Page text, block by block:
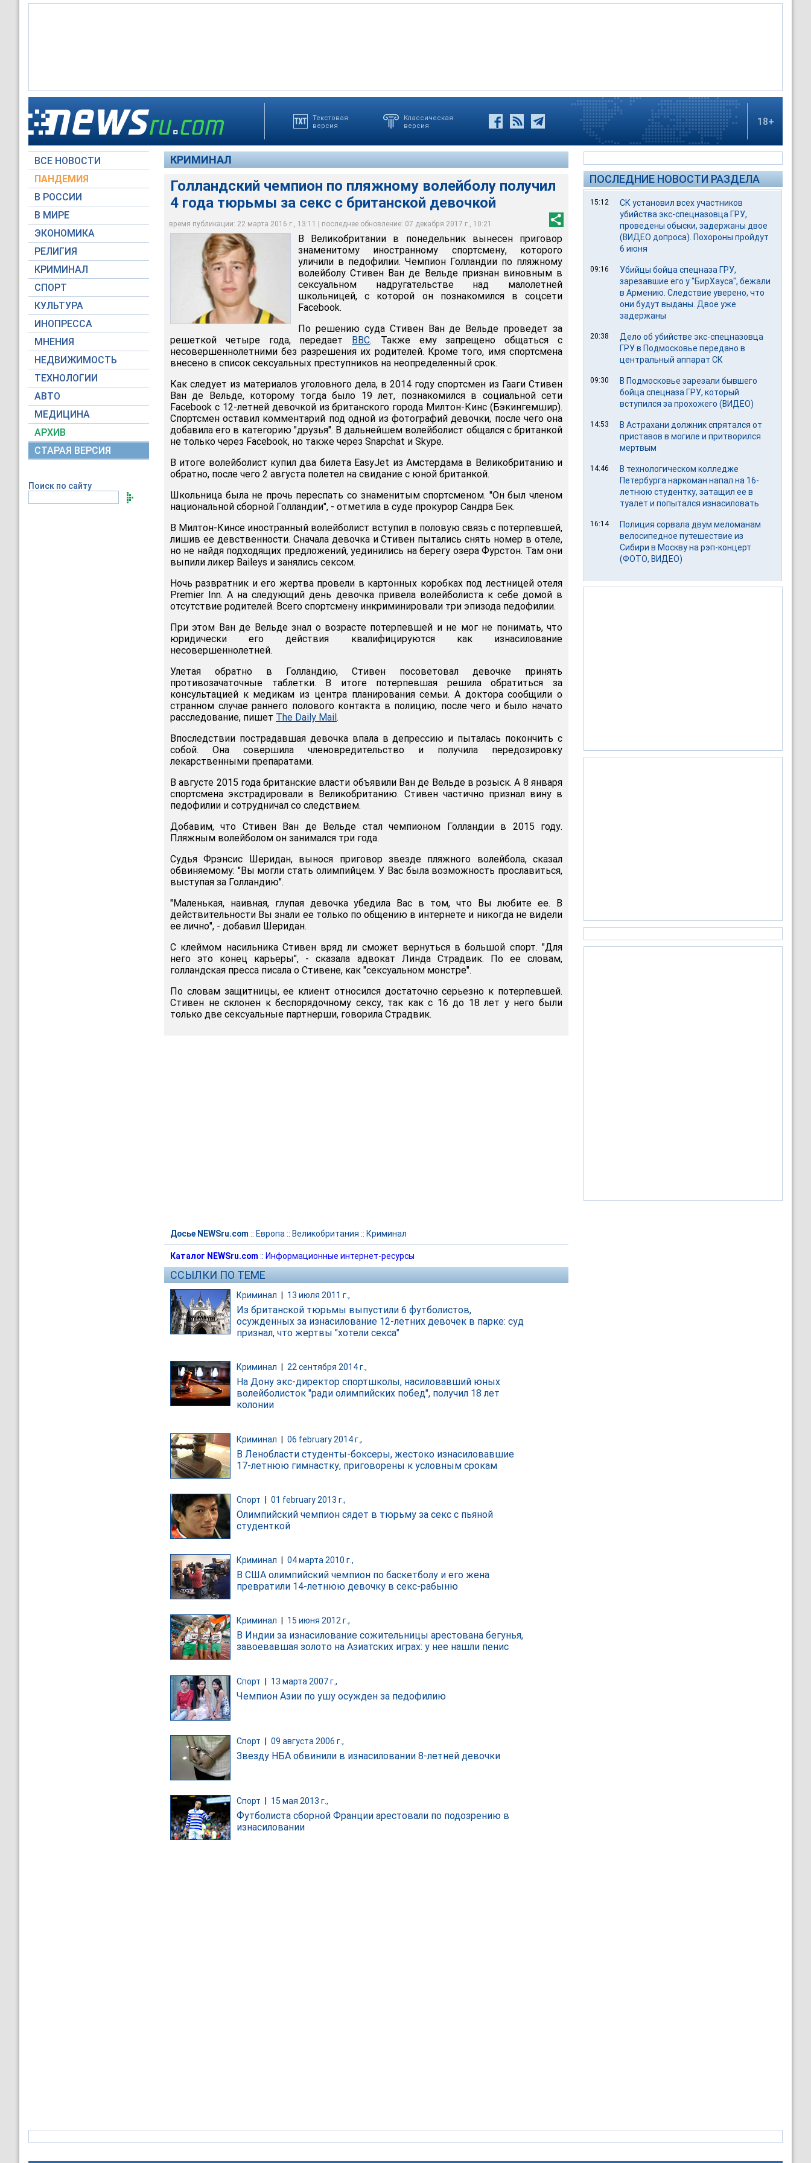
Текстовая
версия
Классическая
версия
18+
ВСЕ НОВОСТИ
ПАНДЕМИЯ
В РОССИИ
В МИРЕ
ЭКОНОМИКА
РЕЛИГИЯ
КРИМИНАЛ
СПОРТ
КУЛЬТУРА
ИНОПРЕССА
МНЕНИЯ
НЕДВИЖИМОСТЬ
ТЕХНОЛОГИИ
АВТО
МЕДИЦИНА
АРХИВ
СТАРАЯ ВЕРСИЯ
Поиск по сайту
КРИМИНАЛ
Голландский чемпион по пляжному волейболу получил
4 года тюрьмы за секс с британской девочкой
время публикации: 22 марта 2016 г., 13:11 | последнее обновление: 07 декабря 2017 г., 10:21
Чемпион Голландии по пляжному волейболу Стивен Ван де Вельде признан
виновным в сексуальном надругательстве над малолетней школьницей, с которой он
познакомился в соцсети Facebook
fivb.com
В Великобритании в понедельник вынесен приговор
знаменитому иностранному спортсмену, которого
уличили в педофилии. Чемпион Голландии по пляжному
волейболу Стивен Ван де Вельде признан виновным в
сексуальном надругательстве над малолетней
школьницей, с которой он познакомился в соцсети
Facebook.
По решению суда Стивен Ван де Вельде проведет за
решеткой четыре года, передает BBC. Также ему запрещено общаться с
несовершеннолетними без разрешения их родителей. Кроме того, имя спортсмена
внесено в список сексуальных преступников на неопределенный срок.
Как следует из материалов уголовного дела, в 2014 году спортсмен из Гааги Стивен
Ван де Вельде, которому тогда было 19 лет, познакомился в социальной сети
Facebook с 12-летней девочкой из британского города Милтон-Кинс (Бэкингемшир).
Спортсмен оставил комментарий под одной из фотографий девочки, после чего она
добавила его в категорию "друзья". В дальнейшем волейболист общался с британкой
не только через Facebook, но также через Snapchat и Skype.
В итоге волейболист купил два билета EasyJet из Амстердама в Великобританию и
обратно, после чего 2 августа полетел на свидание с юной британкой.
Школьница была не прочь переспать со знаменитым спортсменом. "Он был членом
национальной сборной Голландии", - отметила в суде прокурор Сандра Бек.
В Милтон-Кинсе иностранный волейболист вступил в половую связь с потерпевшей,
лишив ее девственности. Сначала девочка и Стивен пытались снять номер в отеле,
но не найдя подходящих предложений, уединились на берегу озера Фурстон. Там они
выпили ликер Baileys и занялись сексом.
Ночь развратник и его жертва провели в картонных коробках под лестницей отеля
Premier Inn. А на следующий день девочка привела волейболиста к себе домой в
отсутствие родителей. Всего спортсмену инкриминировали три эпизода педофилии.
При этом Ван де Вельде знал о возрасте потерпевшей и не мог не понимать, что
юридически его действия квалифицируются как изнасилование
несовершеннолетней.
Улетая обратно в Голландию, Стивен посоветовал девочке принять
противозачаточные таблетки. В итоге потерпевшая решила обратиться за
консультацией к медикам из центра планирования семьи. А доктора сообщили о
странном случае раннего полового контакта в полицию, после чего и было начато
расследование, пишет The Daily Mail.
Впоследствии пострадавшая девочка впала в депрессию и пыталась покончить с
собой. Она совершила членовредительство и получила передозировку
лекарственными препаратами.
В августе 2015 года британские власти объявили Ван де Вельде в розыск. А 8 января
спортсмена экстрадировали в Великобританию. Стивен частично признал вину в
педофилии и сотрудничал со следствием.
Добавим, что Стивен Ван де Вельде стал чемпионом Голландии в 2015 году.
Пляжным волейболом он занимался три года.
Судья Фрэнсис Шеридан, вынося приговор звезде пляжного волейбола, сказал
обвиняемому: "Вы могли стать олимпийцем. У Вас была возможность прославиться,
выступая за Голландию".
"Маленькая, наивная, глупая девочка убедила Вас в том, что Вы любите ее. В
действительности Вы знали ее только по общению в интернете и никогда не видели
ее лично", - добавил Шеридан.
С клеймом насильника Стивен вряд ли сможет вернуться в большой спорт. "Для
него это конец карьеры", - сказала адвокат Линда Страдвик. По ее словам,
голландская пресса писала о Стивене, как "сексуальном монстре".
По словам защитницы, ее клиент относился достаточно серьезно к потерпевшей.
Стивен не склонен к беспорядочному сексу, так как с 16 до 18 лет у него были
только две сексуальные партнерши, говорила Страдвик.
Досье NEWSru.com :: Европа :: Великобритания :: Криминал
Каталог NEWSru.com :: Информационные интернет-ресурсы
ССЫЛКИ ПО ТЕМЕ
Криминал 13 июля 2011 г.,
Из британской тюрьмы выпустили 6 футболистов,
осужденных за изнасилование 12-летних девочек в парке: суд
признал, что жертвы "хотели секса"
Криминал 22 сентября 2014 г.,
На Дону экс-директор спортшколы, насиловавший юных
волейболисток "ради олимпийских побед", получил 18 лет
колонии
Криминал | 06 february 2014 г.,
В Ленобласти студенты-боксеры, жестоко изнасиловавшие
17-летнюю гимнастку, приговорены к условным срокам
Спорт 01 february 2013 г.,
Олимпийский чемпион сядет в тюрьму за секс с пьяной
студенткой
Криминал 04 марта 2010 г.,
В США олимпийский чемпион по баскетболу и его жена
превратили 14-летнюю девочку в секс-рабыню
Криминал 15 июня 2012 г.,
В Индии за изнасилование сожительницы арестована бегунья,
завоевавшая золото на Азиатских играх: у нее нашли пенис
Спорт | 13 марта 2007 г.,
Чемпион Азии по ушу осужден за педофилию
Спорт | 09 августа 2006 г.,
Звезду НБА обвинили в изнасиловании 8-летней девочки
Спорт | 15 мая 2013 г.,
Футболиста сборной Франции арестовали по подозрению в
изнасиловании
ПОСЛЕДНИЕ НОВОСТИ РАЗДЕЛА
15:12
СК установил всех участников
убийства экс-спецназовца ГРУ,
проведены обыски, задержаны двое
(ВИДЕО допроса). Похороны пройдут
6 июня
09:16
Убийцы бойца спецназа ГРУ,
зарезавшие его у "БирХауса", бежали
в Армению. Следствие уверено, что
они будут выданы. Двое уже
задержаны
20:38
Дело об убийстве экс-спецназовца
ГРУ в Подмосковье передано в
центральный аппарат СК
09:30
В Подмосковье зарезали бывшего
бойца спецназа ГРУ, который
вступился за прохожего (ВИДЕО)
14:53
В Астрахани должник спрятался от
приставов в могиле и притворился
мертвым
14:46
В технологическом колледже
Петербурга наркоман напал на 16-
летнюю студентку, затащил ее в
туалет и попытался изнасиловать
16:14
Полиция сорвала двум меломанам
велосипедное путешествие из
Сибири в Москву на рэп-концерт
(ФОТО, ВИДЕО)